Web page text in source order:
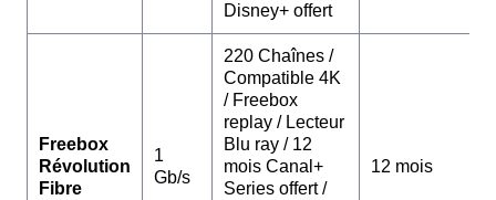
Disney+ offert
Freebox
Révolution
Fibre
1
Gb/s
220 Chaînes /
Compatible 4K
/ Freebox
replay / Lecteur
Blu ray / 12
mois Canal+
Series offert /
12 mois